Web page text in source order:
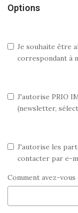
Options
Je souhaite être
correspondant à
J'autorise PRIO
(newsletter,
J'autorise les
contacter par e-
Comment avez-vous